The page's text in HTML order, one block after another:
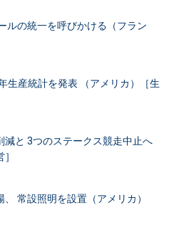
ルの統一を呼びかける（フラン
生産統計を発表 （アメリカ）［生
減と 3つのステークス競走中止へ
常設照明を設置（アメリカ）